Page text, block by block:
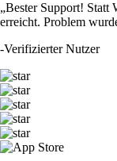
„Bester Support! Statt
erreicht. Problem
-Verifizierter Nutzer